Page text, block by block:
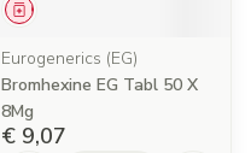
Geneesmiddel
Eurogenerics (EG)
Bromhexine EG Tabl 50 X
8Mg
€ 9,07